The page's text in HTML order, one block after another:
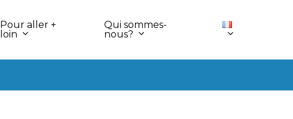
Pour aller +
loin
Qui sommes-
nous?